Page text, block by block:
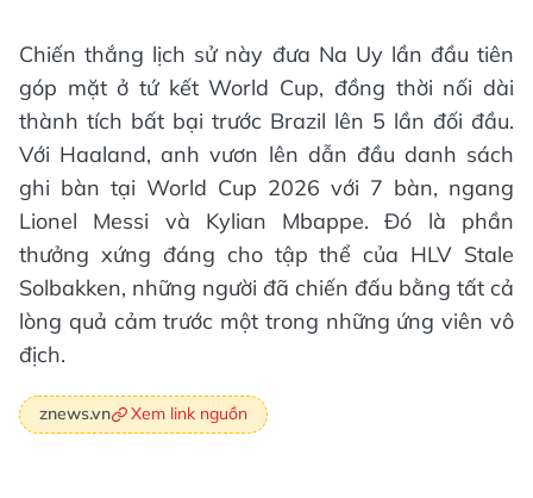
Chiến thắng lịch sử này đưa Na Uy lần đầu tiên
góp mặt ở tứ kết World Cup, đồng thời nối dài
thành tích bất bại trước Brazil lên 5 lần đối đầu.
Với Haaland, anh vươn lên dẫn đầu danh sách
ghi bàn tại World Cup 2026 với 7 bàn, ngang
Lionel Messi và Kylian Mbappe. Đó là phần
thưởng xứng đáng cho tập thể của HLV Stale
Solbakken, những người đã chiến đấu bằng tất cả
lòng quả cảm trước một trong những ứng viên vô
địch.
znews.vn Xem link nguồn